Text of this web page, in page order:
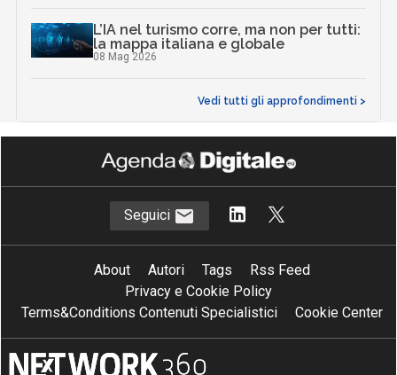
L’IA nel turismo corre, ma non per tutti:
la mappa italiana e globale
08 Mag 2026
Vedi tutti gli approfondimenti >
Seguici
About Autori Tags
Rss Feed
Privacy e Cookie Policy
Terms&Conditions Contenuti Specialistici
Cookie Center